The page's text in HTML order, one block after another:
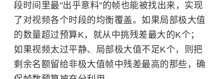
段时间里最"出乎意料"的帧也能被找出来，实现
了对视频各个时段的均衡覆盖。如果局部极大值
的数量超过预算K，就从中挑残差最大的K个；
如果视频太过平静、局部极大值不足K个，则把
剩余名额留给非极大值帧中残差最高的那些，确